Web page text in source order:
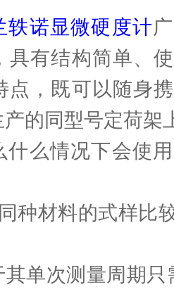
轶诺显微硬度计
具有结构简单、
点，既可以随身
的同型号定荷架
情况下会使用
材料的式样比较
次测量周期只